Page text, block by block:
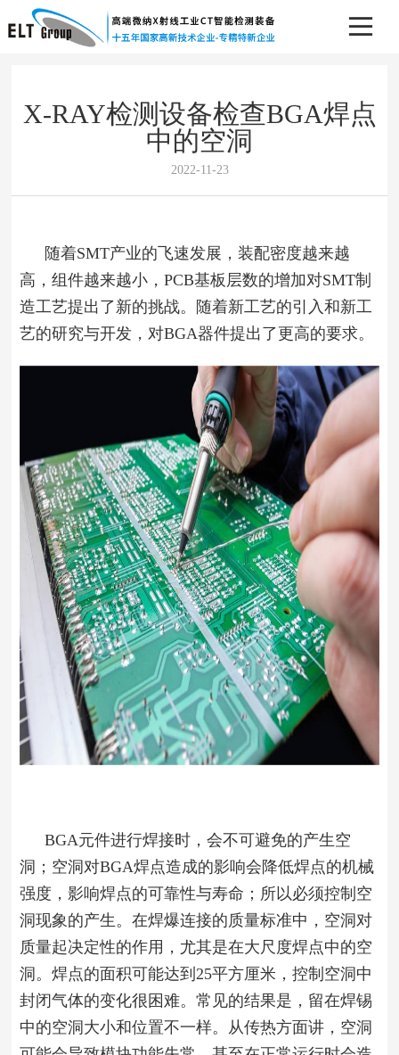
X-RAY检测设备检查BGA焊点
中的空洞
2022-11-23
随着SMT产业的飞速发展，装配密度越来越
高，组件越来越小，PCB基板层数的增加对SMT制
造工艺提出了新的挑战。随着新工艺的引入和新工
艺的研究与开发，对BGA器件提出了更高的要求。
BGA元件进行焊接时，会不可避免的产生空
洞；空洞对BGA焊点造成的影响会降低焊点的机械
强度，影响焊点的可靠性与寿命；所以必须控制空
洞现象的产生。在焊爆连接的质量标准中，空洞对
质量起决定性的作用，尤其是在大尺度焊点中的空
洞。焊点的面积可能达到25平方厘米，控制空洞中
封闭气体的变化很困难。常见的结果是，留在焊锡
中的空洞大小和位置不一样。从传热方面讲，空洞